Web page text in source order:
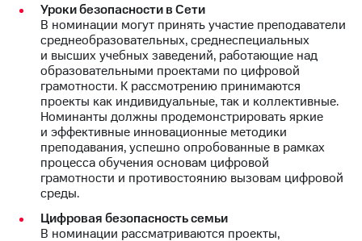
Личный
кабинет
акционера
Акционерный
капитал
Контроль
и
аудит
Рынок
акций
Описание
Программа
приобретения
Порядок
Уроки безопасности в Сети
В номинации могут принять участие преподаватели
среднеобразовательных, среднеспециальных
и высших учебных заведений, работающие над
образовательными проектами по цифровой
грамотности. К рассмотрению принимаются
проекты как индивидуальные, так и коллективные.
Номинанты должны продемонстрировать яркие
и эффективные инновационные методики
преподавания, успешно опробованные в рамках
процесса обучения основам цифровой
грамотности и противостоянию вызовам цифровой
среды.
Цифровая безопасность семьи
В номинации рассматриваются проекты,